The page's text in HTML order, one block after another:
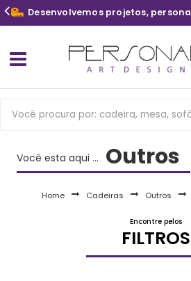
Desenvolvemos projetos,
Você esta aqui ... Outros
Home Cadeiras Outros
Encontre pelos
FILTROS